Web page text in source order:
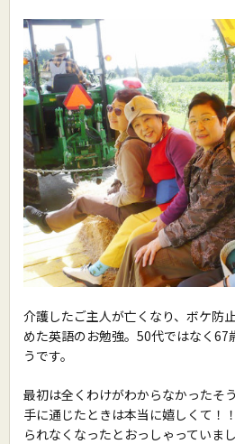
介護したご主人が亡くなり、ボケ防
めた英語のお勉強。50代ではなく67
うです。
最初は全くわけがわからなかったそ
手に通じたときは本当に嬉しくて！
られなくなったとおっしゃっていまし